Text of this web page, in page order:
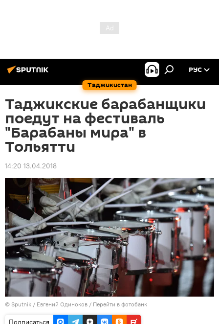
Таджикистан
РУС
Таджикские барабанщики
поедут на фестиваль
"Барабаны мира" в
Тольятти
14:20 13.04.2018
© Sputnik / Евгений Одиноков / Перейти в фотобанк
Подписаться